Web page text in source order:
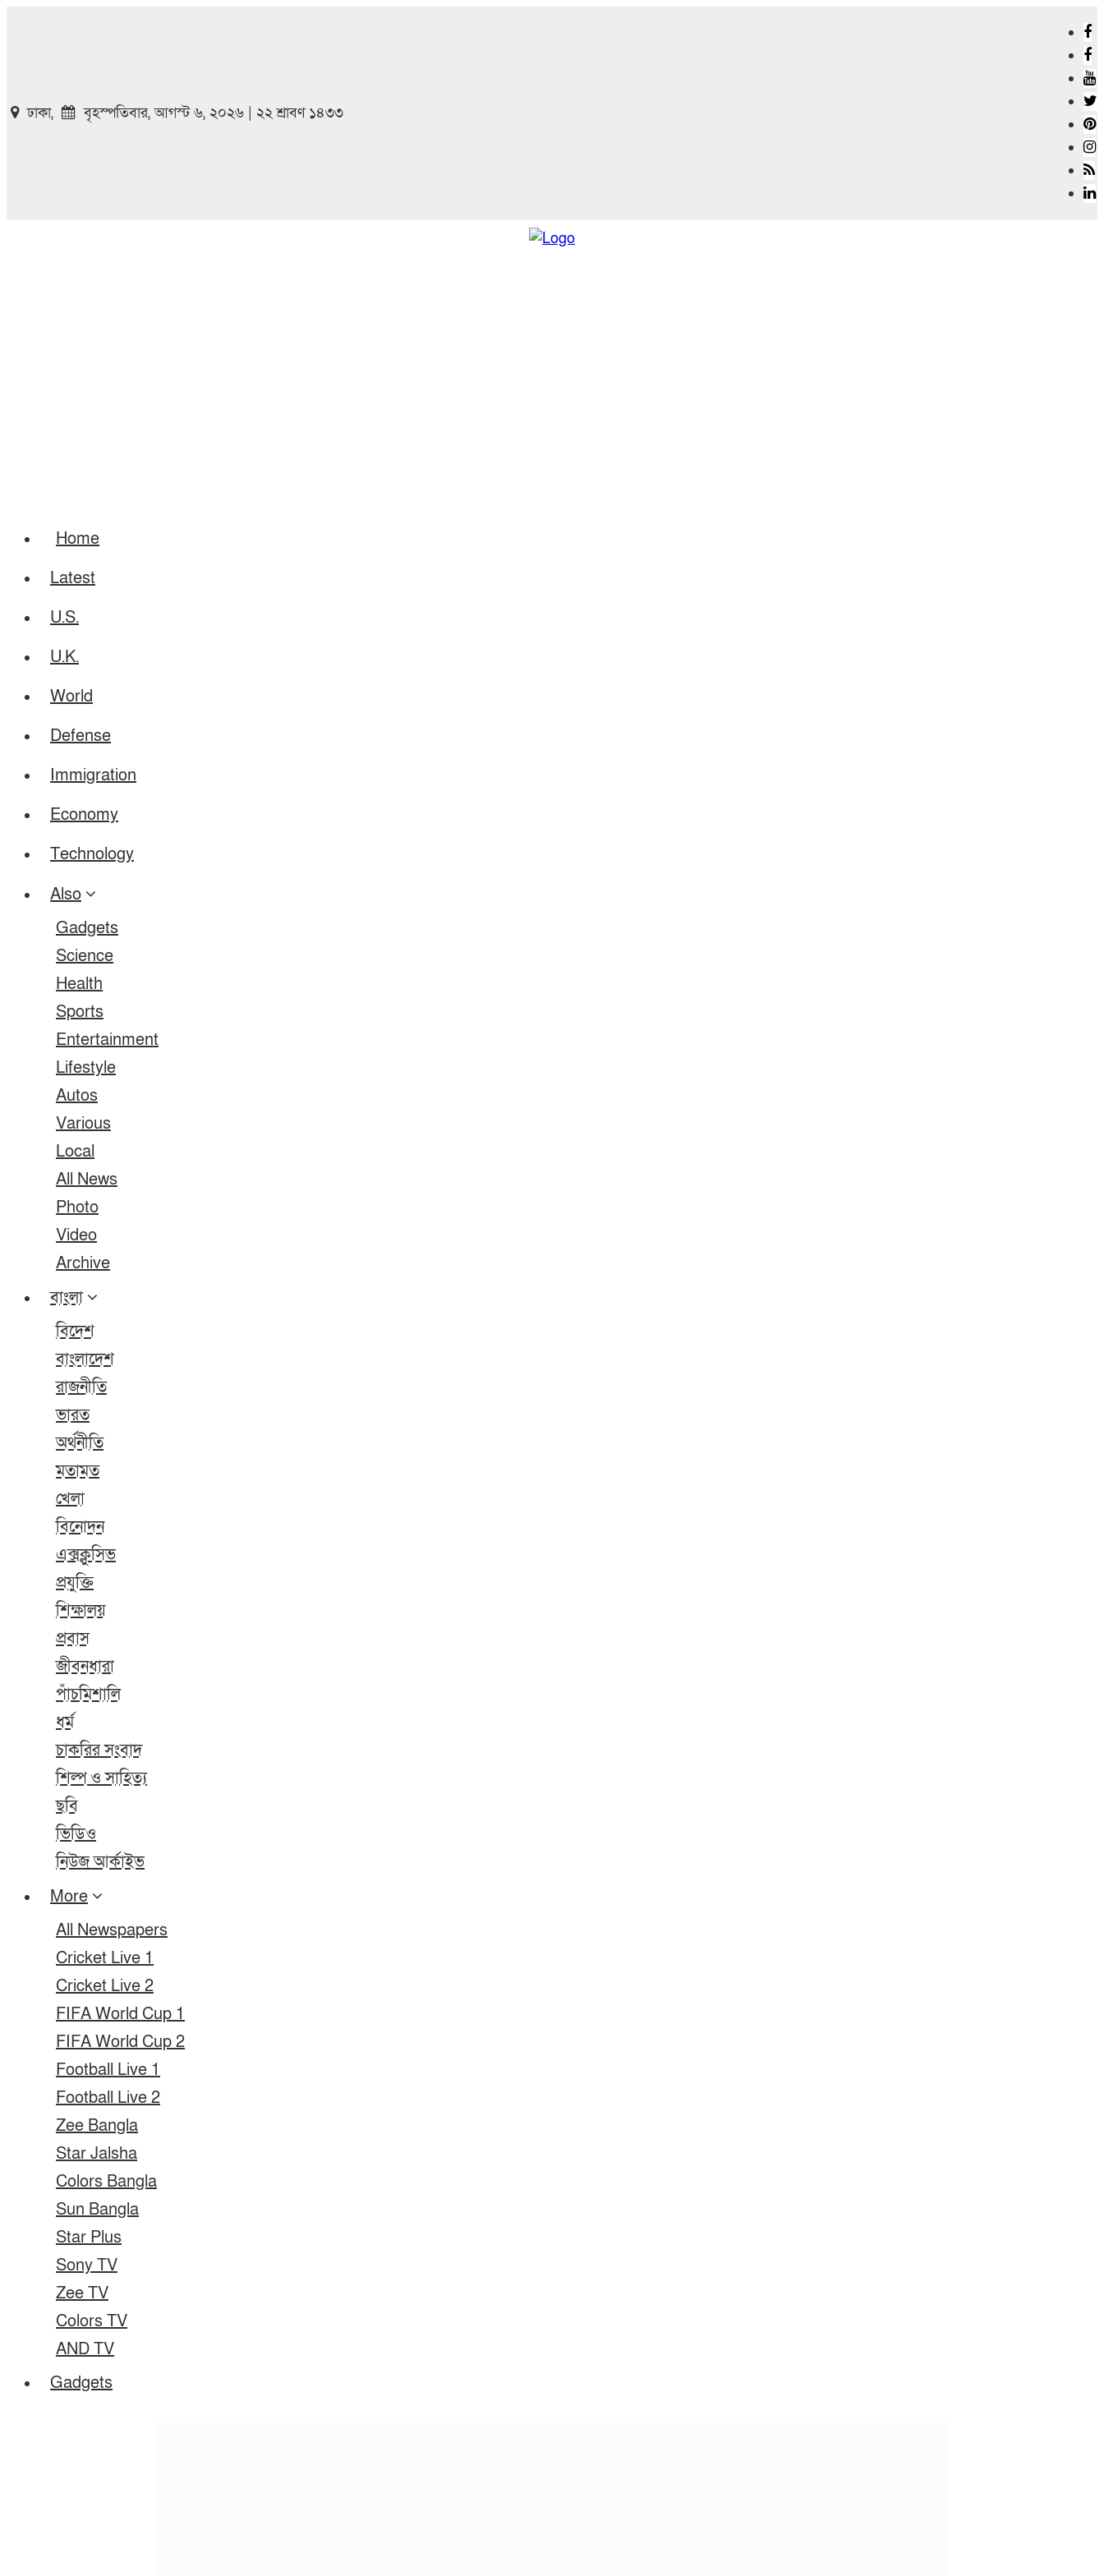
ঢাকা, বৃহস্পতিবার, আগস্ট ৬, ২০২৬ | ২২ শ্রাবণ ১৪৩৩
Home
Latest
U.S.
U.K.
World
Defense
Immigration
Economy
Technology
Also
Gadgets
Science
Health
Sports
Entertainment
Lifestyle
Autos
Various
Local
All News
Photo
Video
Archive
বাংলা
বিদেশ
বাংলাদেশ
রাজনীতি
ভারত
অর্থনীতি
মতামত
খেলা
বিনোদন
এক্সক্লুসিভ
প্রযুক্তি
শিক্ষালয়
প্রবাস
জীবনধারা
পাঁচমিশালি
ধর্ম
চাকরির সংবাদ
শিল্প ও সাহিত্য
ছবি
ভিডিও
নিউজ আর্কাইভ
More
All Newspapers
Cricket Live 1
Cricket Live 2
FIFA World Cup 1
FIFA World Cup 2
Football Live 1
Football Live 2
Zee Bangla
Star Jalsha
Colors Bangla
Sun Bangla
Star Plus
Sony TV
Zee TV
Colors TV
AND TV
Gadgets